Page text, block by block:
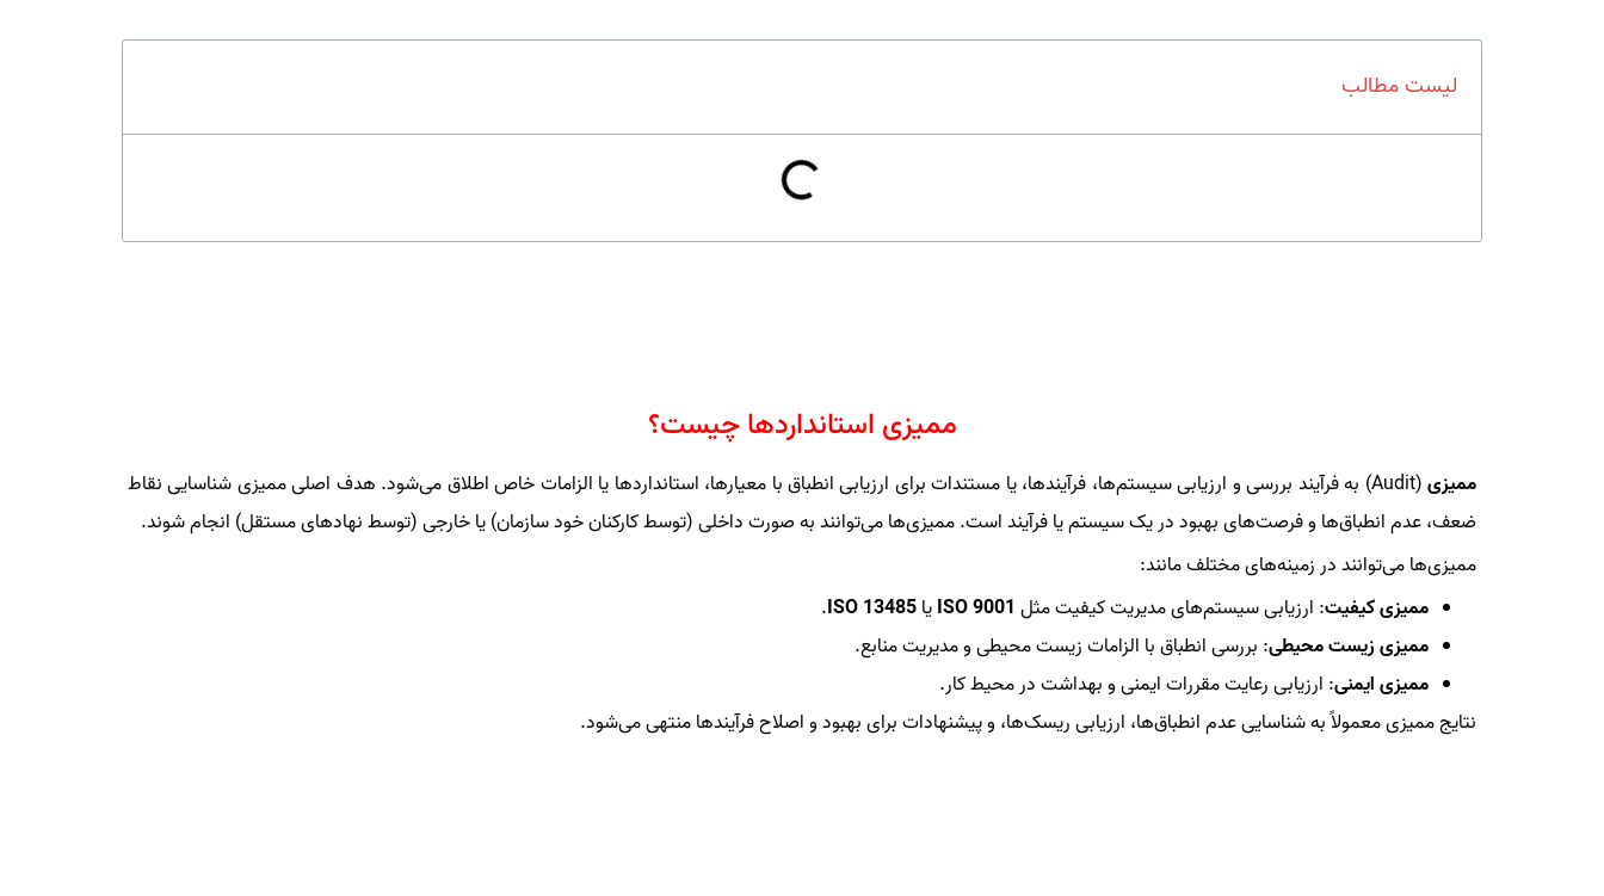
لیست مطالب
ممیزی استانداردها چیست؟
ممیزی
(Audit) به فرآیند بررسی و ارزیابی سیستم‌ها، فرآیندها، یا مستندات برای ارزیابی انطباق با معیارها، استانداردها یا الزامات خاص اطلاق می‌شود. هدف اصلی ممیزی شناسایی نقاط
ضعف، عدم انطباق‌ها و فرصت‌های بهبود در یک سیستم یا فرآیند است. ممیزی‌ها می‌توانند به صورت داخلی (توسط کارکنان خود سازمان) یا خارجی (توسط نهادهای مستقل) انجام شوند.
ممیزی‌ها می‌توانند در زمینه‌های مختلف مانند:
ممیزی کیفیت: ارزیابی سیستم‌های مدیریت کیفیت مثل ISO 9001یاISO 13485
.
ممیزی زیست محیطی: بررسی انطباق با الزامات زیست محیطی و مدیریت منابع.
ممیزی ایمنی: ارزیابی رعایت مقررات ایمنی و بهداشت در محیط کار.
نتایج ممیزی معمولاً به شناسایی عدم انطباق‌ها، ارزیابی ریسک‌ها، و پیشنهادات برای بهبود و اصلاح فرآیندها منتهی می‌شود.